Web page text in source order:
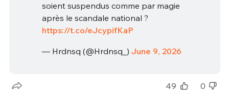
soient suspendus comme par magie
après le scandale national ?
https://t.co/eJcypifKaP
— Hrdnsq (@Hrdnsq_) June 9, 2026
49 0